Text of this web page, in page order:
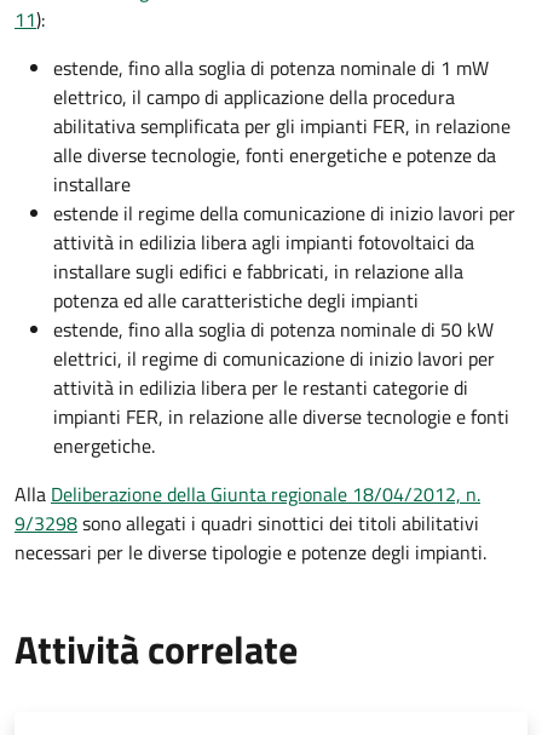
11):
estende, fino alla soglia di potenza nominale di 1 mW
elettrico, il campo di applicazione della procedura
abilitativa semplificata per gli impianti FER, in relazione
alle diverse tecnologie, fonti energetiche e potenze da
installare
estende il regime della comunicazione di inizio lavori per
attività in edilizia libera agli impianti fotovoltaici da
installare sugli edifici e fabbricati, in relazione alla
potenza ed alle caratteristiche degli impianti
estende, fino alla soglia di potenza nominale di 50 kW
elettrici, il regime di comunicazione di inizio lavori per
attività in edilizia libera per le restanti categorie di
impianti FER, in relazione alle diverse tecnologie e fonti
energetiche.
Alla Deliberazione della Giunta regionale 18/04/2012, n.
9/3298sono allegati i quadri sinottici dei titoli abilitativi
necessari per le diverse tipologie e potenze degli impianti.
Attività correlate